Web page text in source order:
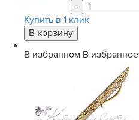
-
Купить в 1 клик
В избранном В избранное